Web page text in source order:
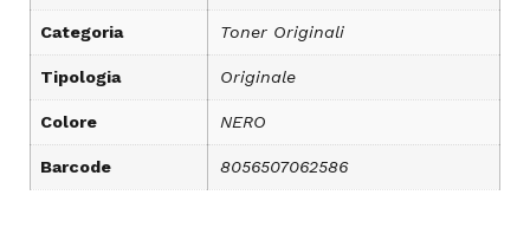
Categoria Toner Originali
Tipologia Originale
Colore NERO
Barcode 8056507062586